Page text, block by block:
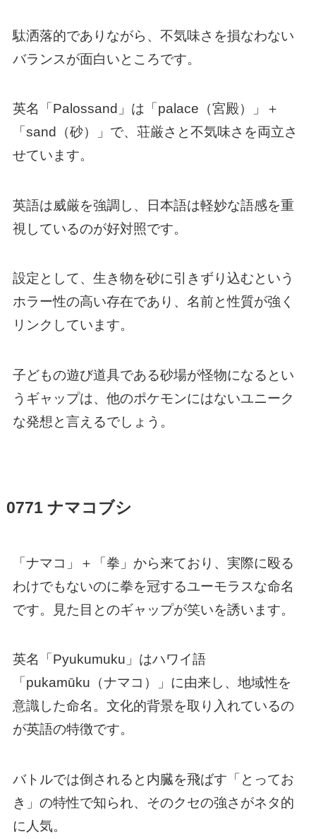
駄洒落的でありながら、不気味さを損なわない
バランスが面白いところです。
英名「Palossand」は「palace（宮殿）」＋
「sand（砂）」で、荘厳さと不気味さを両立さ
せています。
英語は威厳を強調し、日本語は軽妙な語感を重
視しているのが好対照です。
設定として、生き物を砂に引きずり込むという
ホラー性の高い存在であり、名前と性質が強く
リンクしています。
子どもの遊び道具である砂場が怪物になるとい
うギャップは、他のポケモンにはないユニーク
な発想と言えるでしょう。
0771 ナマコブシ
「ナマコ」＋「拳」から来ており、実際に殴る
わけでもないのに拳を冠するユーモラスな命名
です。見た目とのギャップが笑いを誘います。
英名「Pyukumuku」はハワイ語
「pukamūku（ナマコ）」に由来し、地域性を
意識した命名。文化的背景を取り入れているの
が英語の特徴です。
バトルでは倒されると内臓を飛ばす「とってお
き」の特性で知られ、そのクセの強さがネタ的
に人気。